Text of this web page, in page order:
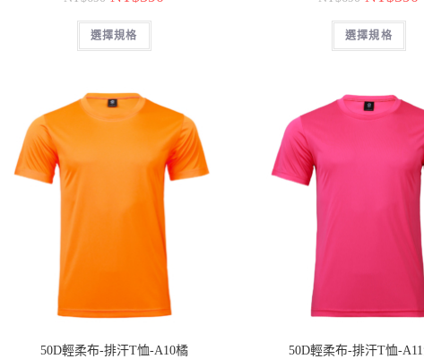
選擇規格 選擇規格
50D輕柔布-排汗T恤-A10橘 50D輕柔布-排汗T恤-A11